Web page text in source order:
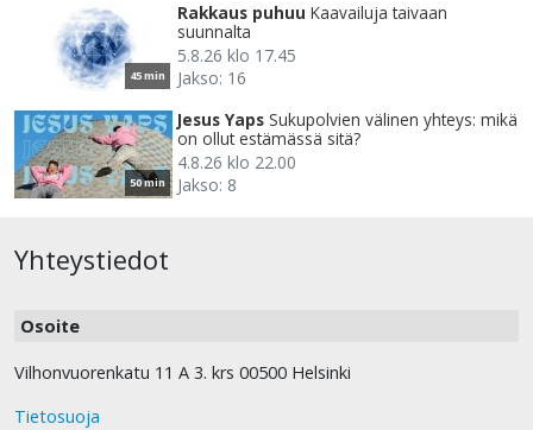
45 min
Rakkaus puhuu Kaavailuja taivaan
suunnalta
5.8.26 klo 17.45
Jakso: 16
50 min
Jesus Yaps Sukupolvien välinen yhteys: mikä
on ollut estämässä sitä?
4.8.26 klo 22.00
Jakso: 8
Yhteystiedot
Osoite
Vilhonvuorenkatu 11 A 3. krs 00500 Helsinki
Tietosuoja